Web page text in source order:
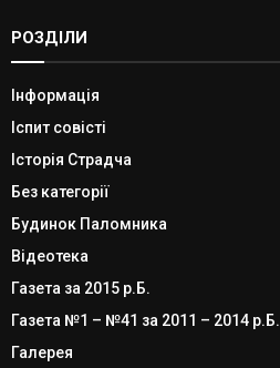
РОЗДІЛИ
Інформація
Іспит совісті
Історія Страдча
Без категорії
Будинок Паломника
Відеотека
Газета за 2015 р.Б.
Газета №1 – №41 за 2011 – 2014 р.Б.
Галерея